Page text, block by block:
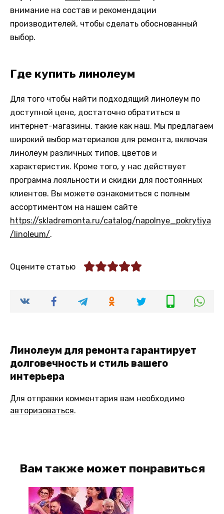
внимание на состав и рекомендации
производителей, чтобы сделать обоснованный
выбор.
Где купить линолеум
Для того чтобы найти подходящий линолеум по
доступной цене, достаточно обратиться в
интернет-магазины, такие как наш. Мы предлагаем
широкий выбор материалов для ремонта, включая
линолеум различных типов, цветов и
характеристик. Кроме того, у нас действует
программа лояльности и скидки для постоянных
клиентов. Вы можете ознакомиться с полным
ассортиментом на нашем сайте
https://skladremonta.ru/catalog/napolnye_pokrytiya
/linoleum/.
Оцените статью
Линолеум для ремонта гарантирует
долговечность и стиль вашего
интерьера
Для отправки комментария вам необходимо
авторизоваться.
Вам также может понравиться